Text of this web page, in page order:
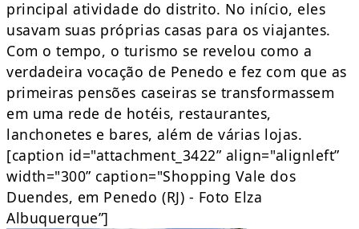
principal atividade do distrito. No início, eles
usavam suas próprias casas para os viajantes.
Com o tempo, o turismo se revelou como a
verdadeira vocação de Penedo e fez com que as
primeiras pensões caseiras se transformassem
em uma rede de hotéis, restaurantes,
lanchonetes e bares, além de várias lojas.
[caption id="attachment_3422” align="alignleft”
width="300” caption="Shopping Vale dos
Duendes, em Penedo (RJ) - Foto Elza
Albuquerque”]